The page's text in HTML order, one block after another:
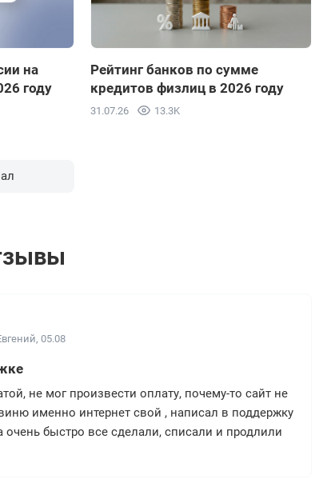
на
году
Рейтинг банков по сумме
кредитов физлиц в 2026 году
31.07.26 13.3K
05.08
не мог произвести оплату, почему-то сайт не
именно интернет свой , написал в поддержку
очень быстро все сделали, списали и продлили